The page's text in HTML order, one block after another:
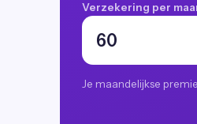
Verzekering per
Je maandelijkse